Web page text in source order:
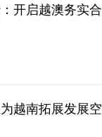
开启越澳务实合
越南拓展发展空